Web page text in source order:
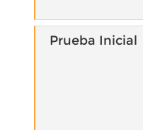
Prueba Inicial